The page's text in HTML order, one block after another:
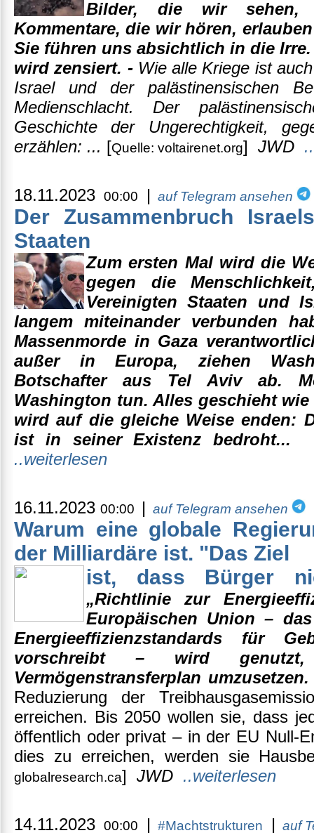
Bilder, die wir sehen,
Kommentare, die wir hören,
Sie führen uns absichtlich in die
wird zensiert. -Wie alle Kriege ist
Israel und der palästinensischen
Medienschlacht. Der
Geschichte der Ungerechtigkeit,
erzählen: ... [Quelle: voltairenet.org] JWD
18.11.2023 00:00 | auf Telegram ansehen
Der Zusammenbruch
Staaten
Zum ersten Mal wird die
gegen die
Vereinigten Staaten und
langem miteinander verbunden
Massenmorde in Gaza
außer in Europa, ziehen
Botschafter aus Tel Aviv ab.
Washington tun. Alles geschieht
wird auf die gleiche Weise enden:
ist in seiner Existenz bedroht...
..weiterlesen
16.11.2023 00:00 | auf Telegram ansehen
Warum eine globale
der Milliardäre ist. "Das Ziel
ist, dass Bürger
„Richtlinie zur
Europäischen Union –
Energieeffizienzstandards für
vorschreibt – wird
Vermögenstransferplan
Reduzierung der
erreichen. Bis 2050 wollen sie, dass
öffentlich oder privat – in der EU Null-
dies zu erreichen, werden sie
globalresearch.ca] JWD ..weiterlesen
14.11.2023 00:00 | #Machtstrukturen | auf